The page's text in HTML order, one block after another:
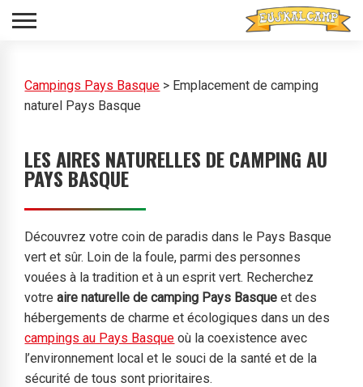
Campings Pays Basque > Emplacement de camping
naturel Pays Basque
LES AIRES NATURELLES DE CAMPING AU
PAYS BASQUE
Découvrez votre coin de paradis dans le Pays Basque
vert et sûr. Loin de la foule, parmi des personnes
vouées à la tradition et à un esprit vert. Recherchez
votreaire naturelle de camping Pays Basque et des
hébergements de charme et écologiques dans un des
campings au Pays Basque où la coexistence avec
l’environnement local et le souci de la santé et de la
sécurité de tous sont prioritaires.